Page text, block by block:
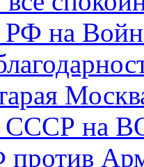
РФ на
СССР на
против